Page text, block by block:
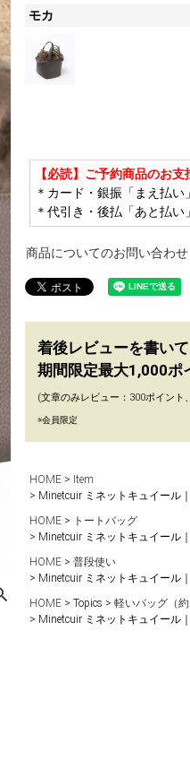
モカ
【必読】ご予約商品のお
＊カード・銀振「まえ払い
＊代引き・後払「あと払い
商品についてのお問い合わせ
着後レビューを書いて
期間限定最大1,000ポ
(文章のみレビュー：300ポイント
※会員限定
HOME
Item
Minetcuir ミネットキュイール
HOME
トートバッグ
Minetcuir ミネットキュイール
HOME
普段使い
Minetcuir ミネットキュイール
HOME
Topics
軽いバッグ（約
Minetcuir ミネットキュイール